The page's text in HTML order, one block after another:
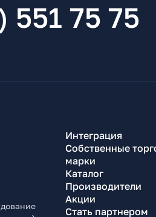
551 75 75
Интеграция
Собственные
марки
Каталог
Производители
Акции
Стать партнером